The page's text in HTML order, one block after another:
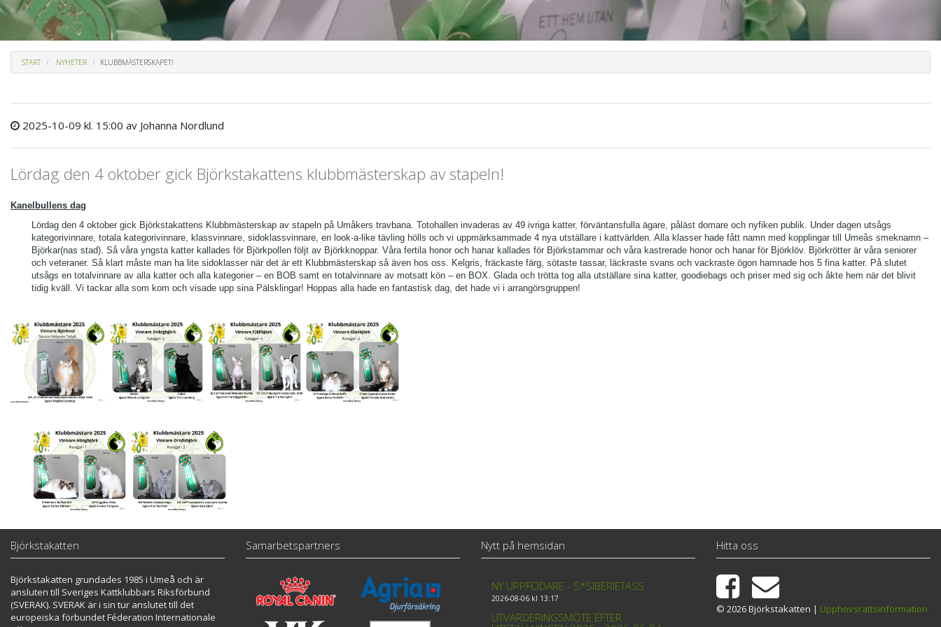
START NYHETER KLUBBMÄSTERSKAPET!
2025-10-09 kl. 15:00 av Johanna Nordlund
Lördag den 4 oktober gick Björkstakattens klubbmästerskap av stapeln!
Kanelbullens dag
Lördag den 4 oktober gick Björkstakattens Klubbmästerskap av stapeln på Umåkers travbana. Totohallen invaderas av 49 ivriga katter, förväntansfulla ägare, påläst domare och nyfiken publik. Under dagen utsågs
kategorivinnare, totala kategorivinnare, klassvinnare, sidoklassvinnare, en look-a-like tävling hölls och vi uppmärksammade 4 nya utställare i kattvärlden. Alla klasser hade fått namn med kopplingar till Umeås smeknamn –
Björkar(nas stad). Så våra yngsta katter kallades för Björkpollen följt av Björkknoppar. Våra fertila honor och hanar kallades för Björkstammar och våra kastrerade honor och hanar för Björklöv. Björkrötter är våra seniorer
och veteraner. Så klart måste man ha lite sidoklasser när det är ett Klubbmästerskap så även hos oss. Kelgris, fräckaste färg, sötaste tassar, läckraste svans och vackraste ögon hamnade hos 5 fina katter. På slutet
utsågs en totalvinnare av alla katter och alla kategorier – en BOB samt en totalvinnare av motsatt kön – en BOX. Glada och trötta tog alla utställare sina katter, goodiebags och priser med sig och åkte hem när det blivit
tidig kväll. Vi tackar alla som kom och visade upp sina Pälsklingar! Hoppas alla hade en fantastisk dag, det hade vi i arrangörsgruppen!
Björkstakatten
Björkstakatten grundades 1985 i Umeå och är
ansluten till Sveriges Kattklubbars Riksförbund
(SVERAK). SVERAK är i sin tur anslutet till det
europeiska förbundet Féderation Internationale
Samarbetspartners Nytt på hemsidan
NY UPPFÖDARE - S*SIBERIETASS
2026-08-06 kl 13:17
UTVÄRDERINGSMÖTE EFTER
Hitta oss
© 2026 Björkstakatten | Upphovsrättsinformation